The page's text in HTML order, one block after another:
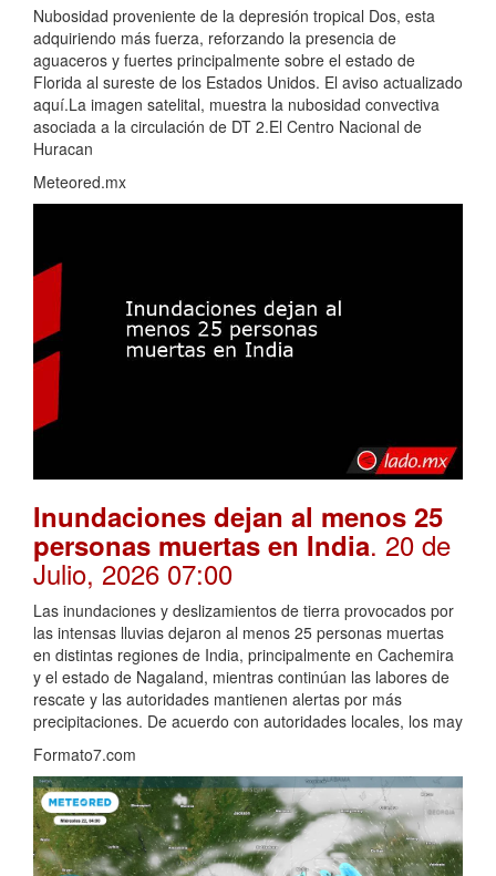
Nubosidad proveniente de la depresión tropical Dos, esta
adquiriendo más fuerza, reforzando la presencia de
aguaceros y fuertes principalmente sobre el estado de
Florida al sureste de los Estados Unidos. El aviso actualizado
aquí.La imagen satelital, muestra la nubosidad convectiva
asociada a la circulación de DT 2.El Centro Nacional de
Huracan
Meteored.mx
Inundaciones dejan al menos 25
personas muertas en India. 20 de
Julio, 2026 07:00
Las inundaciones y deslizamientos de tierra provocados por
las intensas lluvias dejaron al menos 25 personas muertas
en distintas regiones de India, principalmente en Cachemira
y el estado de Nagaland, mientras continúan las labores de
rescate y las autoridades mantienen alertas por más
precipitaciones. De acuerdo con autoridades locales, los may
Formato7.com